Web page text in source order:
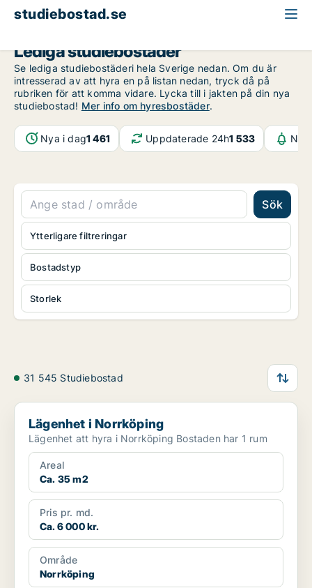
studiebostad.se
Lediga studiebostäder
Se lediga studiebostäderi hela Sverige nedan. Om du är
intresserad av att hyra en på listan nedan, tryck då på
rubriken för att komma vidare. Lycka till i jakten på din nya
studiebostad! Mer info om hyresbostäder.
Nya i dag1 461 Uppdaterade 24h1 533
Sök
Bostadstyp
Storlek
Ytterligare filtreringar
31 545 Studiebostad
Lägenhet i Norrköping
Lägenhet i Norrköping
Lägenhet att hyra i Norrköping Bostaden har 1 rum
Areal
Ca. 35 m2
Pris pr. md.
Ca. 6 000 kr.
Område
Norrköping